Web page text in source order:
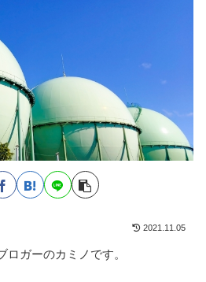
2021.11.05
ロガーのカミノです。